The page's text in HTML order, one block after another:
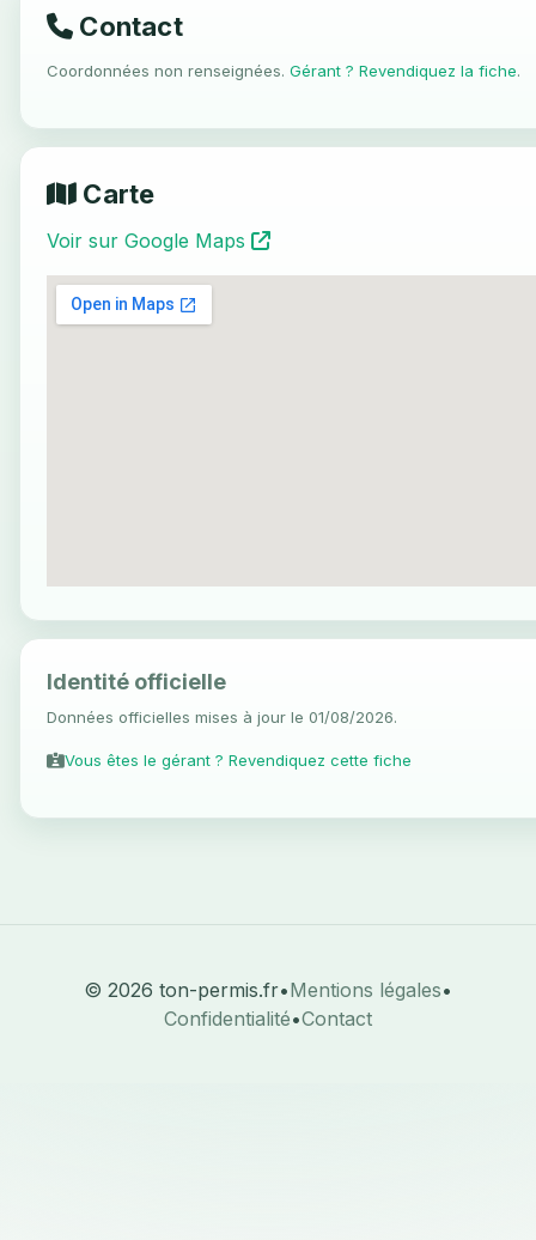
Contact
Coordonnées non renseignées. Gérant ? Revendiquez la fiche.
Carte
Voir sur Google Maps
Identité officielle
Données officielles mises à jour le 01/08/2026.
Vous êtes le gérant ? Revendiquez cette fiche
© 2026 ton-permis.fr•Mentions légales•
Confidentialité•Contact